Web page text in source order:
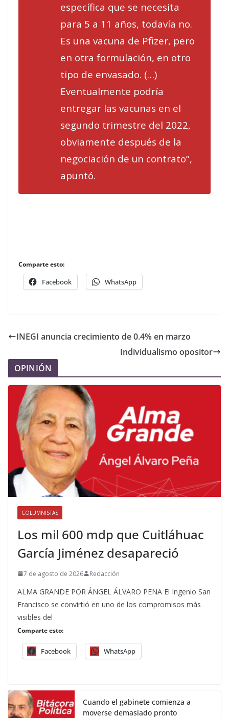
específica que se necesita
para 5 a 11 años, todavía no.
Es una vacuna de Pfizer, pero
en otra formulación, en otro
tipo de envasado. (…)
Eventualmente podría
entregar las vacunas en el
segundo trimestre del 2022,
obviamente después de la
negociación de un contrato”,
apuntó.
Comparte esto:
Facebook WhatsApp
INEGI anuncia crecimiento de 0.4% en marzo
Individualismo opositor
OPINIÓN
COLUMNISTAS
Los mil 600 mdp que Cuitláhuac
García Jiménez desapareció
7 de agosto de 2026 Redacción
ALMA GRANDE POR ÁNGEL ÁLVARO PEÑA El Ingenio San
Francisco se convirtió en uno de los compromisos más
visibles del
Comparte esto:
Facebook WhatsApp
Cuando el gabinete comienza a
moverse demasiado pronto